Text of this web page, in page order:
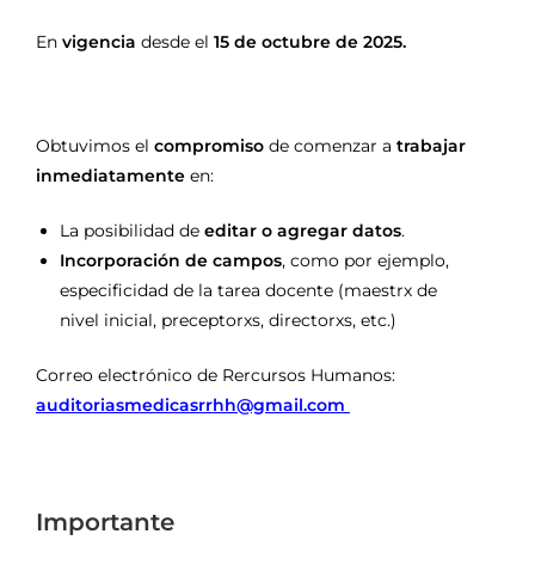
En vigencia desde el 15 de octubre de 2025.
Obtuvimos el compromiso de comenzar a trabajar
inmediatamente en:
La posibilidad de editar o agregar datos.
Incorporación de campos, como por ejemplo,
especificidad de la tarea docente (maestrx de
nivel inicial, preceptorxs, directorxs, etc.)
Correo electrónico de Rercursos Humanos:
auditoriasmedicasrrhh@gmail.com
Importante